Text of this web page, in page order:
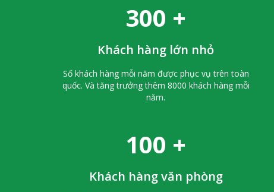
300 +
Khách hàng lớn nhỏ
Số khách hàng mỗi năm được phục vụ trên toàn
quốc. Và tăng trưởng thêm 8000 khách hàng mỗi
năm.
100 +
Khách hàng văn phòng